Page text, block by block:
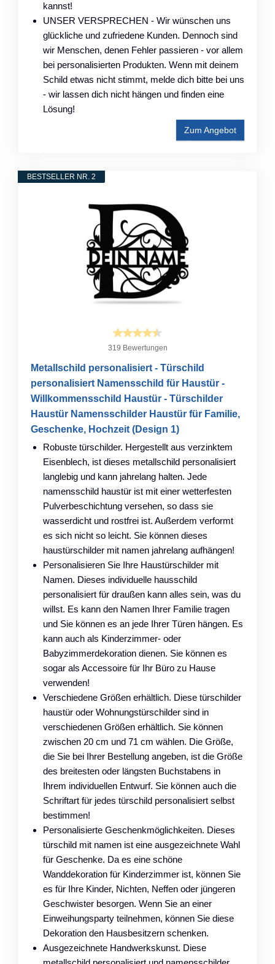
kannst!
UNSER VERSPRECHEN - Wir wünschen uns
glückliche und zufriedene Kunden. Dennoch sind
wir Menschen, denen Fehler passieren - vor allem
bei personalisierten Produkten. Wenn mit deinem
Schild etwas nicht stimmt, melde dich bitte bei uns
- wir lassen dich nicht hängen und finden eine
Lösung!
Zum Angebot
BESTSELLER NR. 2
319 Bewertungen
Metallschild personalisiert - Türschild
personalisiert Namensschild für Haustür -
Willkommensschild Haustür - Türschilder
Haustür Namensschilder Haustür für Familie,
Geschenke, Hochzeit (Design 1)
Robuste türschilder. Hergestellt aus verzinktem
Eisenblech, ist dieses metallschild personalisiert
langlebig und kann jahrelang halten. Jede
namensschild haustür ist mit einer wetterfesten
Pulverbeschichtung versehen, so dass sie
wasserdicht und rostfrei ist. Außerdem verformt
es sich nicht so leicht. Sie können dieses
haustürschilder mit namen jahrelang aufhängen!
Personalisieren Sie Ihre Haustürschilder mit
Namen. Dieses individuelle hausschild
personalisiert für draußen kann alles sein, was du
willst. Es kann den Namen Ihrer Familie tragen
und Sie können es an jede Ihrer Türen hängen. Es
kann auch als Kinderzimmer- oder
Babyzimmerdekoration dienen. Sie können es
sogar als Accessoire für Ihr Büro zu Hause
verwenden!
Verschiedene Größen erhältlich. Diese türschilder
haustür oder Wohnungstürschilder sind in
verschiedenen Größen erhältlich. Sie können
zwischen 20 cm und 71 cm wählen. Die Größe,
die Sie bei Ihrer Bestellung angeben, ist die Größe
des breitesten oder längsten Buchstabens in
Ihrem individuellen Entwurf. Sie können auch die
Schriftart für jedes türschild personalisiert selbst
bestimmen!
Personalisierte Geschenkmöglichkeiten. Dieses
türschild mit namen ist eine ausgezeichnete Wahl
für Geschenke. Da es eine schöne
Wanddekoration für Kinderzimmer ist, können Sie
es für Ihre Kinder, Nichten, Neffen oder jüngeren
Geschwister besorgen. Wenn Sie an einer
Einweihungsparty teilnehmen, können Sie diese
Dekoration den Hausbesitzern schenken.
Ausgezeichnete Handwerkskunst. Diese